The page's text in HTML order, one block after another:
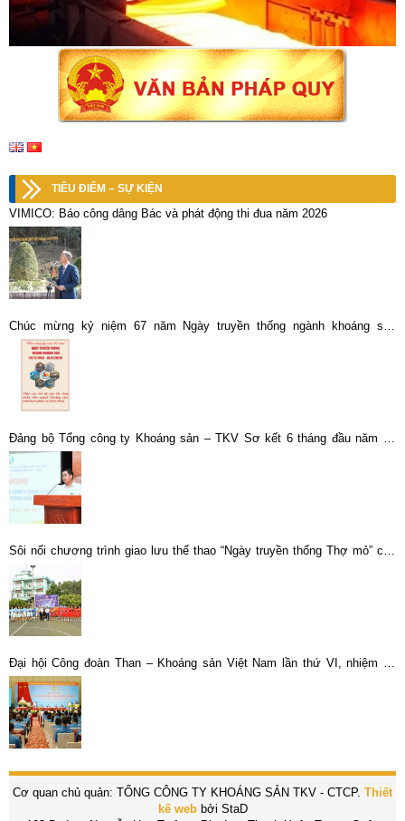
TIÊU ĐIỂM – SỰ KIỆN
VIMICO: Báo công dâng Bác và phát động thi đua năm 2026
Chúc mừng kỷ niệm 67 năm Ngày truyền thống ngành khoáng sản
(15/09/1958 – 15/09/2025)
Đảng bộ Tổng công ty Khoáng sản – TKV Sơ kết 6 tháng đầu năm và
triển khai nhiệm vụ 6 tháng cuối năm 2021
Sôi nổi chương trình giao lưu thể thao “Ngày truyền thống Thợ mỏ” của
Đoàn thanh niên Tổng công ty Khoáng sản – TKV
Đại hội Công đoàn Than – Khoáng sản Việt Nam lần thứ VI, nhiệm kỳ
2023-2028 thành công tốt đẹp.
Cơ quan chủ quản: TỔNG CÔNG TY KHOÁNG SẢN TKV - CTCP. Thiết
kế webbởi StaD